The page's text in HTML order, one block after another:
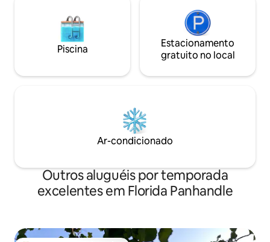
Piscina
Estacionamento
gratuito no local
Ar-condicionado
Outros aluguéis por temporada
excelentes em Florida Panhandle